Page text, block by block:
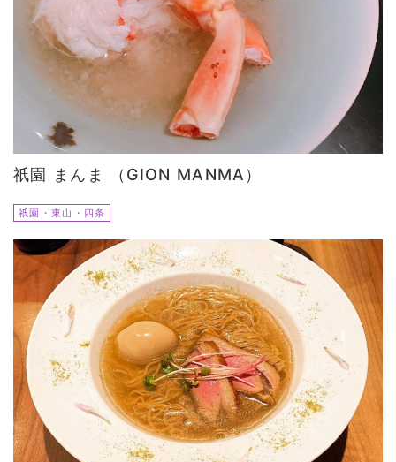
祇園 まんま （GION MANMA）
祇園・東山・四条